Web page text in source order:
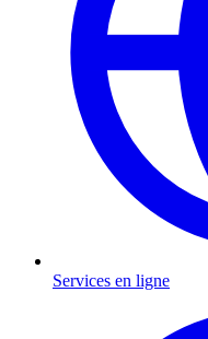
Services en ligne